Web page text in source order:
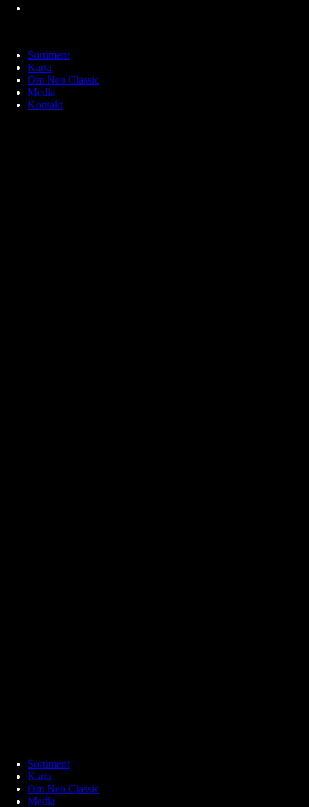
contentSortiment
Karta
Om Neo Classic
Media
Kontakt
Sortiment
Karta
Om Neo Classic
Media